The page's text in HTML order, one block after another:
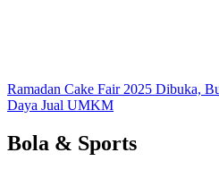
Ramadan Cake Fair 2025 Dibuka,
Daya Jual UMKM
Bola & Sports